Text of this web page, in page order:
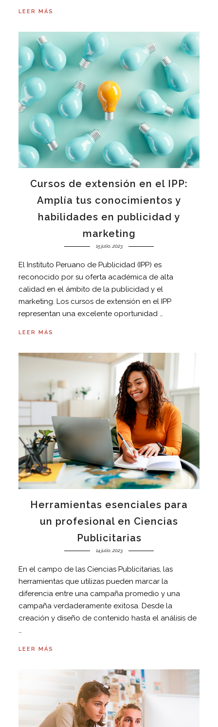
LEER MÁS
Cursos de extensión en el IPP:
Amplía tus conocimientos y
habilidades en publicidad y
marketing
15 julio, 2023
El Instituto Peruano de Publicidad (IPP) es
reconocido por su oferta académica de alta
calidad en el ámbito de la publicidad y el
marketing. Los cursos de extensión en el IPP
representan una excelente oportunidad …
LEER MÁS
Herramientas esenciales para
un profesional en Ciencias
Publicitarias
14 julio, 2023
En el campo de las Ciencias Publicitarias, las
herramientas que utilizas pueden marcar la
diferencia entre una campaña promedio y una
campaña verdaderamente exitosa. Desde la
creación y diseño de contenido hasta el análisis de
LEER MÁS